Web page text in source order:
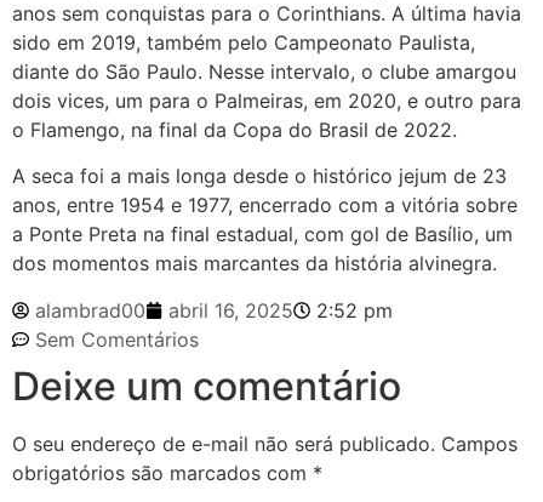
anos sem conquistas para o Corinthians. A última havia
sido em 2019, também pelo Campeonato Paulista,
diante do São Paulo. Nesse intervalo, o clube amargou
dois vices, um para o Palmeiras, em 2020, e outro para
o Flamengo, na final da Copa do Brasil de 2022.
A seca foi a mais longa desde o histórico jejum de 23
anos, entre 1954 e 1977, encerrado com a vitória sobre
a Ponte Preta na final estadual, com gol de Basílio, um
dos momentos mais marcantes da história alvinegra.
alambrad00
abril 16, 2025
2:52 pm
Sem Comentários
Deixe um comentário
O seu endereço de e-mail não será publicado. Campos
obrigatórios são marcados com *